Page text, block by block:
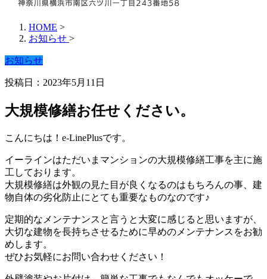
HOME >
お知らせ >
お知らせ
投稿日：2023年5月11日
大規模修繕お任せください。
こんにちは！e-LinePlusです。
イーラインはただいまマンションの大規模修繕工事を主に施
工しております。
大規模修繕は外観の見た目が良くなるのはもちろんの事、建
物自体の劣化防止にとても重要なものなのです♪
定期的なメンテナンスと言うと大変に感じると思いますが、
大切な建物を長持ちさせるために早めのメンテナンスをお勧
めします。
ぜひお気軽にお問い合わせください！